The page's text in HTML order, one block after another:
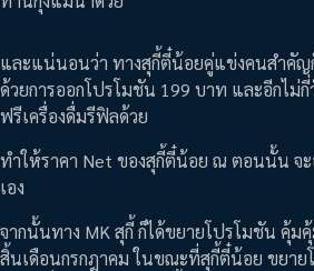
และแน่นอนว่า ทางสุกี้ตี๋น้อยคู่แข่งคนสำคัญ
ด้วยการออกโปรโมชัน 199 บาท และอีกไม่
ฟรีเครื่องดื่มรีฟิลด้วย
ทำให้ราคา Net ของสุกี้ตี๋น้อย ณ ตอนนั้น จ
เอง
จากนั้นทาง MK สุกี้ ก็ได้ขยายโปรโมชัน คุ้ม
สิ้นเดือนกรกฎาคม ในขณะที่สุกี้ตี๋น้อย ขยาย